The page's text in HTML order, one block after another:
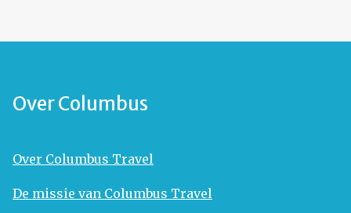
Over Columbus
Over Columbus Travel
De missie van Columbus Travel